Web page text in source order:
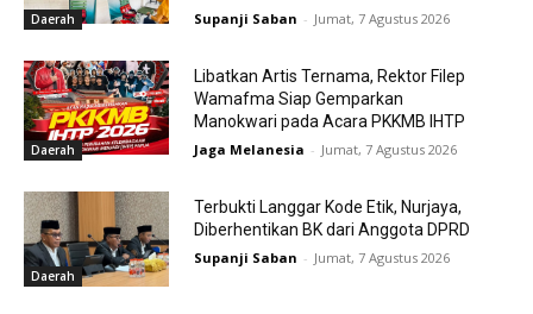
Daerah Supanji Saban - Jumat, 7 Agustus 2026
Daerah
Libatkan Artis Ternama, Rektor Filep
Wamafma Siap Gemparkan
Manokwari pada Acara PKKMB IHTP
Jaga Melanesia - Jumat, 7 Agustus 2026
Daerah
Terbukti Langgar Kode Etik, Nurjaya,
Diberhentikan BK dari Anggota DPRD
Supanji Saban - Jumat, 7 Agustus 2026